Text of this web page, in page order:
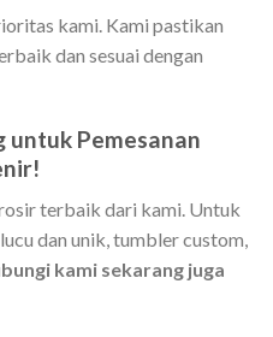
kami. Kami pastikan
dan sesuai dengan
untuk Pemesanan
terbaik dari kami. Untuk
dan unik, tumbler custom,
kami sekarang juga